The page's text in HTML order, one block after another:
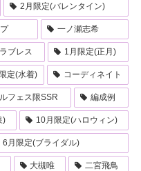
2月限定(バレンタイン)
一ノ瀬志希
ブレス 1月限定(正月)
定(水着) コーディネイト
フェス限SSR 編成例
) 10月限定(ハロウィン)
6月限定(ブライダル)
大槻唯 二宮飛鳥